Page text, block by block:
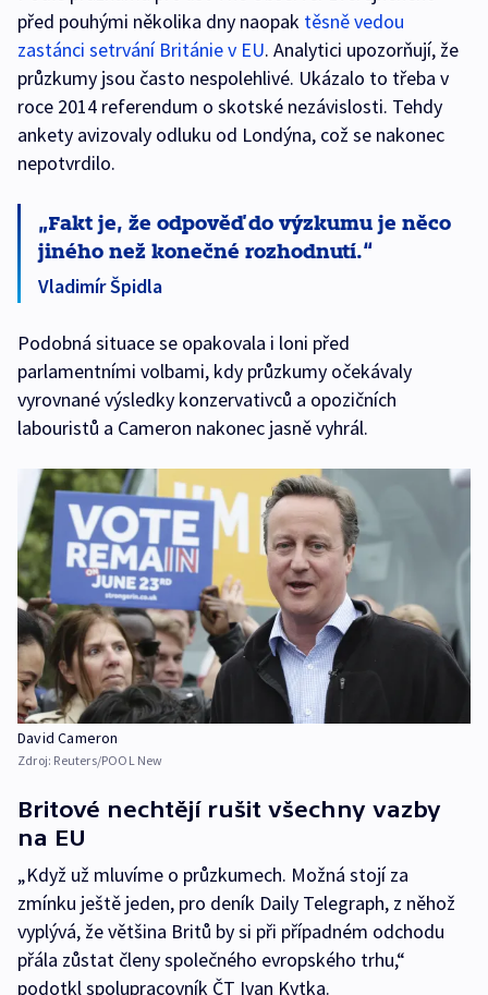
před pouhými několika dny naopak těsně vedou
zastánci setrvání Británie v EU. Analytici upozorňují, že
průzkumy jsou často nespolehlivé. Ukázalo to třeba v
roce 2014 referendum o skotské nezávislosti. Tehdy
ankety avizovaly odluku od Londýna, což se nakonec
nepotvrdilo.
Fakt je, že odpověď do výzkumu je něco
jiného než konečné rozhodnutí.
Vladimír Špidla
Podobná situace se opakovala i loni před
parlamentními volbami, kdy průzkumy očekávaly
vyrovnané výsledky konzervativců a opozičních
labouristů a Cameron nakonec jasně vyhrál.
David Cameron
Zdroj: Reuters/POOL New
Britové nechtějí rušit všechny vazby
na EU
„Když už mluvíme o průzkumech. Možná stojí za
zmínku ještě jeden, pro deník Daily Telegraph, z něhož
vyplývá, že většina Britů by si při případném odchodu
přála zůstat členy společného evropského trhu,“
podotkl spolupracovník ČT Ivan Kytka.